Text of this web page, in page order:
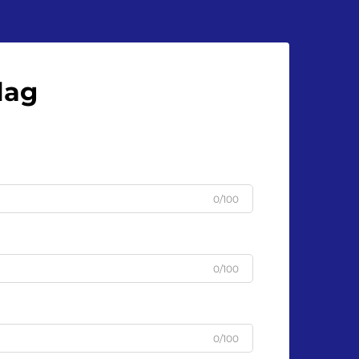
0/100
0/100
0/100